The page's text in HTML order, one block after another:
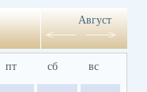
Август
пт сб вс